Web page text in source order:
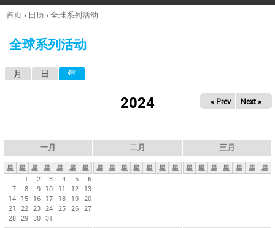
你
这
首页› 日历›全球系列活动
全球系列活动
月 日 年
2024 « Prev Next »
一月
星 星 星 星 星 星
星
1
2 3 4 5
6
7
8 9 10 11 12
13
14 15 16 17 18 19 20
21
22 23 24 25 26 27
28 29 30 31
二月
星 星 星 星 星 星 星
三月
星 星 星 星 星 星 星